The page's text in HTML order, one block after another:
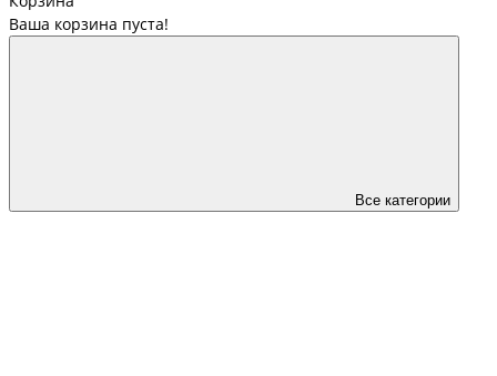
Ваша корзина пуста!
Все категории